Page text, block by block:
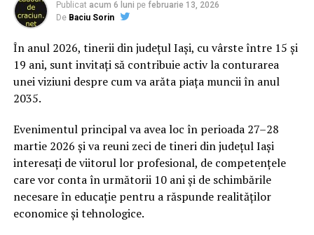
să evidențieze necesitatea unor inițiative de educație și
prevenție. În 2025, peste 3.000 de persoane au fost
rănite grav în accidente rutiere, iar mai mult de 1.300 și-
au pierdut viața pe șoselele din țară.
În acest context, campania „Condu Prudent! Alege
Viața!” își propune să transforme informația teoretică
într-o experiență directă, prin simulări și demonstrații
care îi ajută pe participanți să înțeleagă concret
impactul deciziilor luate în trafic.
Comunitatea și colaborarea
dintre instituții fac diferența
Publicat acum 6 luni pe februarie 13, 2026
De Baciu Sorin
În anul 2026, tinerii din județul Iași, cu vârste între 15 și
19 ani, sunt invitați să contribuie activ la conturarea
unei viziuni despre cum va arăta piața muncii în anul
2035.
Evenimentul principal va avea loc în perioada 27–28
martie 2026 și va reuni zeci de tineri din județul Iași
interesați de viitorul lor profesional, de competențele
care vor conta în următorii 10 ani și de schimbările
necesare în educație pentru a răspunde realităților
economice și tehnologice.